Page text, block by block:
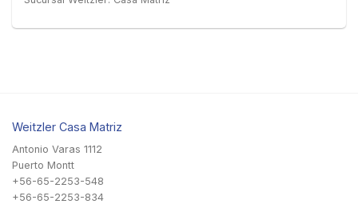
Weitzler Casa Matriz
Antonio Varas 1112
Puerto Montt
+56-65-2253-548
+56-65-2253-834